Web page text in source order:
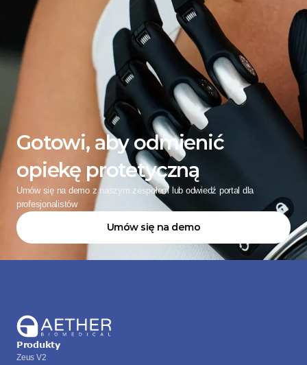
Gotowi, aby odmienić
opiekę protetyczną
Umów się na demo z naszym zespołem lub odwiedź portal dla
profesjonalistów
Umów się na demo
Produkty
Zeus V2